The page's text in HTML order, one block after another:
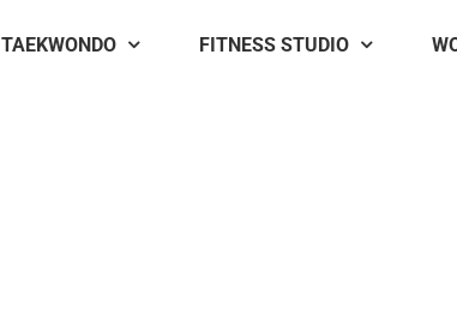
TAEKWONDO FITNESS STUDIO